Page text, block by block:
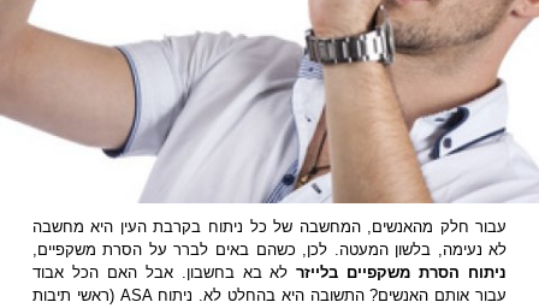
עבור חלק מהאנשים, המחשבה של כל ניתוח בקרבת העין היא מחשבה
לא נעימה, בלשון המעטה. לכן, כשהם באים לברר על הסרת משקפיים,
ניתוח הסרת משקפיים בלייזרלא בא בחשבון. אבל האם הכל אבוד
עבור אותם האנשים? התשובה היא בהחלט לא. ניתוח ASA (ראשי תיבות